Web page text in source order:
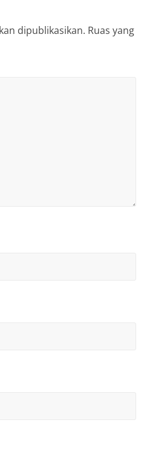
dipublikasikan. Ruas yang